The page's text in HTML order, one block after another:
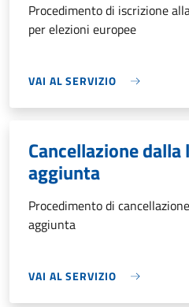
Procedimento di iscrizione
per elezioni europee
VAI AL SERVIZIO
Cancellazione
aggiunta
Procedimento di
aggiunta
VAI AL SERVIZIO